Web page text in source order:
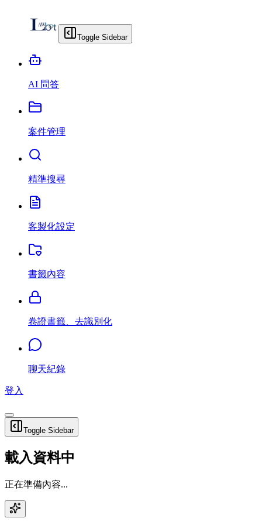
Toggle Sidebar
AI 問答
案件管理
精準搜尋
客製化設定
書籤內容
卷證書籤、去識別化
聊天紀錄
登入
Toggle Sidebar
載入資料中
正在準備內容...